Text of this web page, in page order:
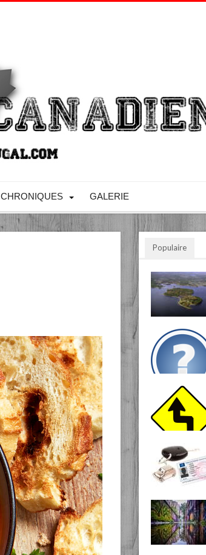
CHRONIQUES GALERIE
Populaire